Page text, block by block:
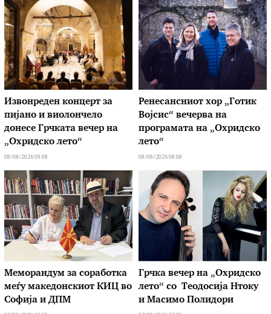
Извонреден концерт за
пијано и виолончело
донесе Грчката вечер на
„Охридско лето“
08/08/2026 09:08
Ренесансниот хор „Готик
Војсис“ вечерва на
програмата на „Охридско
лето“
08/08/2026 08:08
Меморандум за соработка
меѓу македонскиот КИЦ во
Софија и ДПМ
Грчка вечер на „Охридско
лето“ со Теодосија Нтоку
и Масимо Полидори